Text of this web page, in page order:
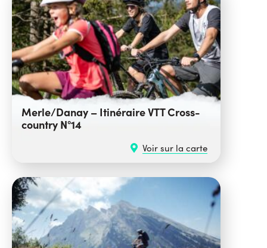
Merle/Danay – Itinéraire VTT Cross-
country N°14
Voir sur la carte